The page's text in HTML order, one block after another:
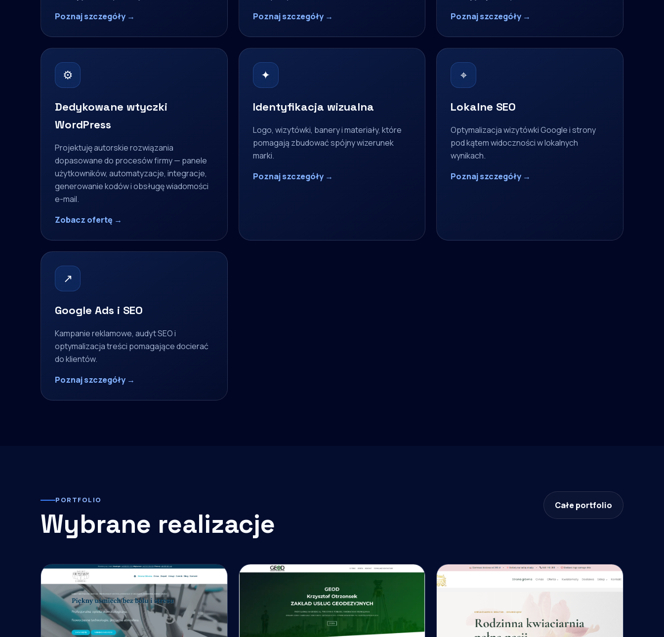
Poznaj szczegóły →
Poznaj szczegóły →
Poznaj szczegóły →
⚙
Dedykowane wtyczki
WordPress
Projektuję autorskie rozwiązania
dopasowane do procesów firmy — panele
użytkowników, automatyzacje, integracje,
generowanie kodów i obsługę wiadomości
e-mail.
Zobacz ofertę →
✦
Identyfikacja wizualna
Logo, wizytówki, banery i materiały, które
pomagają zbudować spójny wizerunek
marki.
Poznaj szczegóły →
⌖
Lokalne SEO
Optymalizacja wizytówki Google i strony
pod kątem widoczności w lokalnych
wynikach.
Poznaj szczegóły →
↗
Google Ads i SEO
Kampanie reklamowe, audyt SEO i
optymalizacja treści pomagające docierać
do klientów.
Poznaj szczegóły →
PORTFOLIO
Wybrane realizacje
Całe portfolio